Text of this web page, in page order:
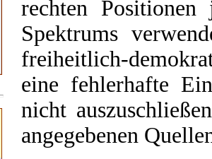
rechten Positionen
Spektrums
freiheitlich-
eine fehlerhafte
nicht
angegebenen